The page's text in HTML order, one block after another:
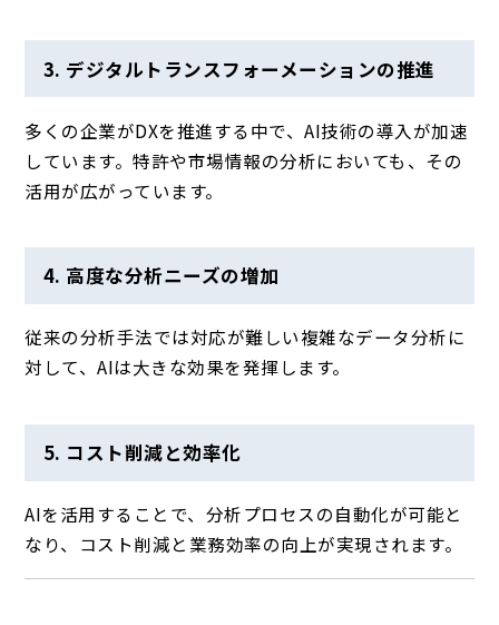
3. デジタルトランスフォーメーションの推進
多くの企業がDXを推進する中で、AI技術の導入が加速
しています。特許や市場情報の分析においても、その
活用が広がっています。
4. 高度な分析ニーズの増加
従来の分析手法では対応が難しい複雑なデータ分析に
対して、AIは大きな効果を発揮します。
5. コスト削減と効率化
AIを活用することで、分析プロセスの自動化が可能と
なり、コスト削減と業務効率の向上が実現されます。